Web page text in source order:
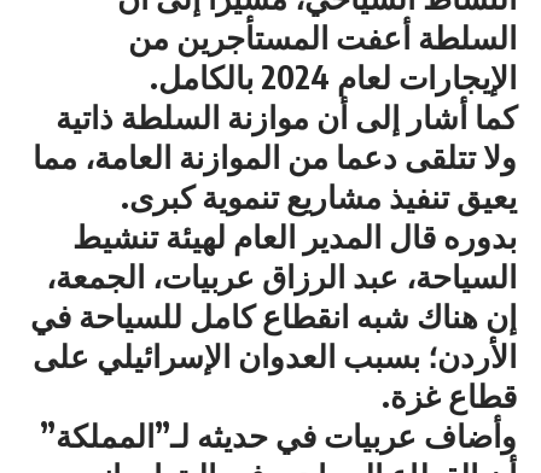
السلطة أعفت المستأجرين من
الإيجارات لعام 2024 بالكامل.
كما أشار إلى أن موازنة السلطة ذاتية
ولا تتلقى دعما من الموازنة العامة، مما
يعيق تنفيذ مشاريع تنموية كبرى.
بدوره قال المدير العام لهيئة تنشيط
السياحة، عبد الرزاق عربيات، الجمعة،
إن هناك شبه انقطاع كامل للسياحة في
الأردن؛ بسبب العدوان الإسرائيلي على
قطاع غزة.
وأضاف عربيات في حديثه لـ”المملكة”